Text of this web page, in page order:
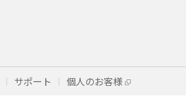
サポート 個人のお客様